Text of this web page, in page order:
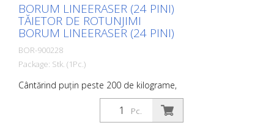
BORUM LINEERASER (24 PINI)
TĂIETOR DE ROTUNJIMI
BORUM LINEERASER (24 PINI)
BOR-900228
Package: Stk. (1Pc.)
Cântărind puțin peste 200 de kilograme,
LineEraser este robust și stabil. Și cu
două roți față și două roți spate
pivotante, este remarcabil de ușor de
Pc.